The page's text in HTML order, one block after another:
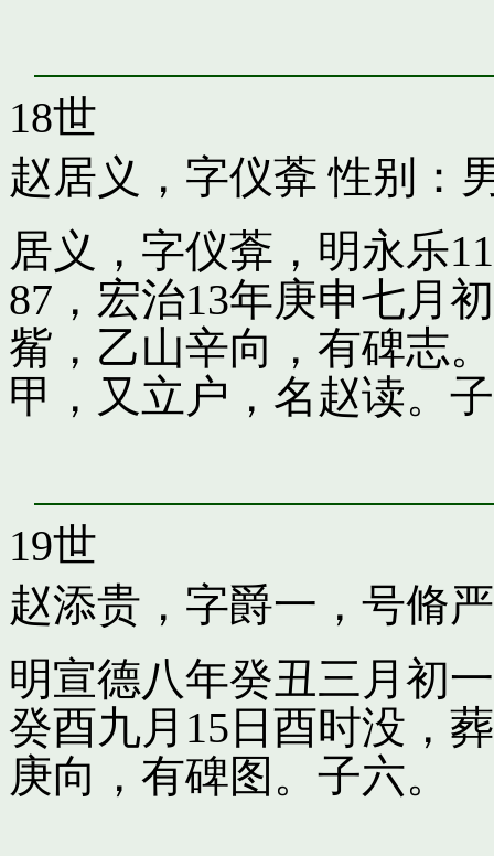
18世
赵居义，字仪葊 性别：
居义，字仪葊，明永乐
87，宏治13年庚申七月
觜，乙山辛向，有碑志
甲，又立户，名赵读。
19世
赵添贵，字爵一，号脩严
明宣德八年癸丑三月初
癸酉九月15日酉时没，
庚向，有碑图。子六。